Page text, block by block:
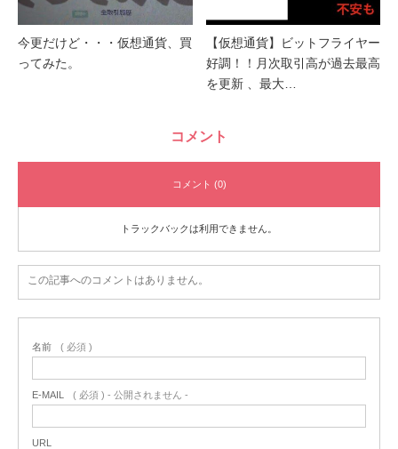
今更だけど・・・仮想通貨、買
ってみた。
【仮想通貨】ビットフライヤー
好調！！月次取引高が過去最高
を更新 、最大…
コメント
コメント (0)
トラックバックは利用できません。
この記事へのコメントはありません。
名前 ( 必須 )
E-MAIL ( 必須 ) - 公開されません -
URL